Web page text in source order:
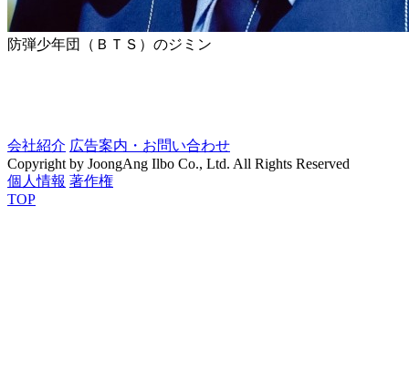
防弾少年団（ＢＴＳ）のジミン
会社紹介 広告案内・お問い合わせ
Copyright by JoongAng Ilbo Co., Ltd. All Rights Reserved
個人情報 著作権
TOP